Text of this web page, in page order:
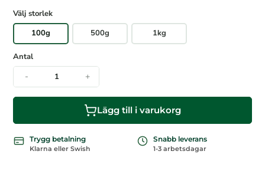
Välj storlek
100g
500g 1kg
Antal
- +
Lägg till i varukorg
Trygg betalning
Klarna eller Swish
Snabb leverans
1-3 arbetsdagar